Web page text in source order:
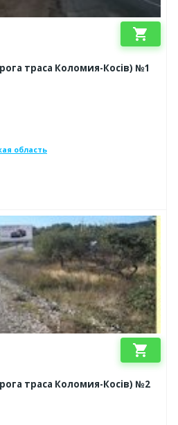
shopping_cart
траса Коломия-Косів) №1
область
shopping_cart
траса Коломия-Косів) №2